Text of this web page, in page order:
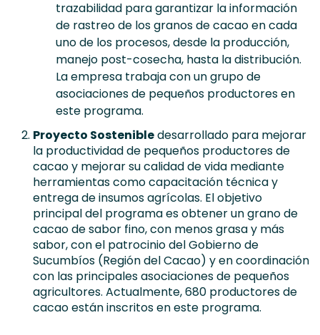
trazabilidad para garantizar la información
de rastreo de los granos de cacao en cada
uno de los procesos, desde la producción,
manejo post-cosecha, hasta la distribución.
La empresa trabaja con un grupo de
asociaciones de pequeños productores en
este programa.
Proyecto Sostenibledesarrollado para mejorar
la productividad de pequeños productores de
cacao y mejorar su calidad de vida mediante
herramientas como capacitación técnica y
entrega de insumos agrícolas. El objetivo
principal del programa es obtener un grano de
cacao de sabor fino, con menos grasa y más
sabor, con el patrocinio del Gobierno de
Sucumbíos (Región del Cacao) y en coordinación
con las principales asociaciones de pequeños
agricultores. Actualmente, 680 productores de
cacao están inscritos en este programa.